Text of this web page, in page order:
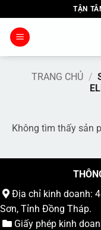
qua
nội
TẬN
TRANG CHỦ /
Không tìm thấy sản
Địa chỉ kinh doanh:
Sơn, Tỉnh Đồng Tháp.
Giấy phép kinh